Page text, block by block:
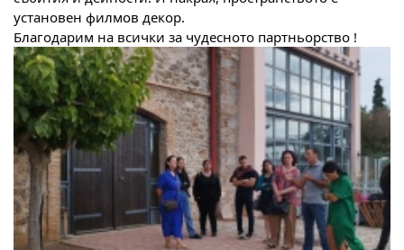
установен филмов декор.
Благодарим на всички за чудесното партньорство !